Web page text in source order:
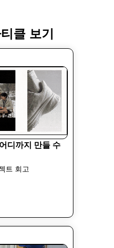
클 보기
디까지 만들 수
트 회고